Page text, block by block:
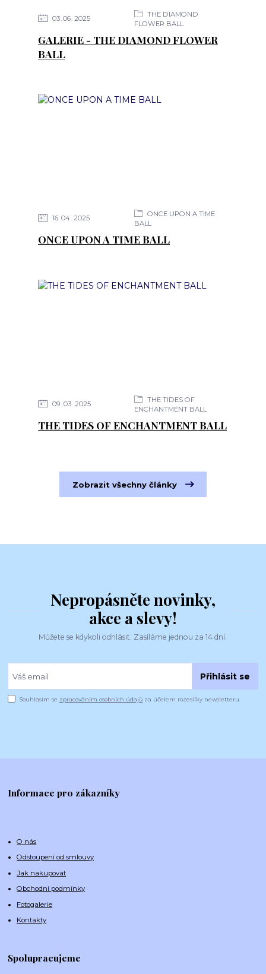
03 06 2025
THE DIAMOND
FLOWER BALL
GALERIE - THE DIAMOND FLOWER
BALL
16 04 2025
ONCE UPON A TIME
BALL
ONCE UPON A TIME BALL
09 03 2025
THE TIDES OF
ENCHANTMENT BALL
THE TIDES OF ENCHANTMENT BALL
Zobrazit všechny články
Nepropásněte novinky,
akce a slevy!
Můžete se kdykoli odhlásit. Zasíláme jednou za 14 dní.
Přihlásit se
Souhlasím se zpracováním osobních údajů za účelem rozesílky newsletteru.
Informace pro zákazníky
O nás
Odstoupení od smlouvy
Jak nakupovat
Obchodní podmínky
Fotogalerie
Kontakty
Spolupracujeme